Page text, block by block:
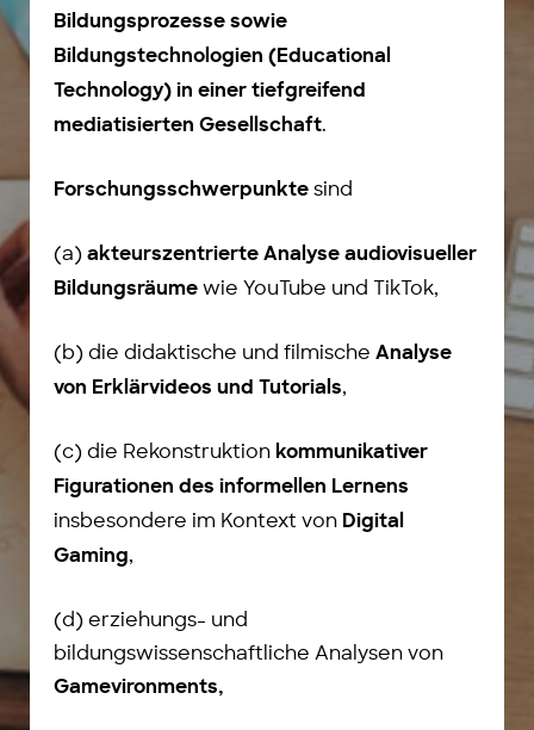
Bildungsprozesse sowie
Bildungstechnologien (Educational
Technology) in einer tiefgreifend
mediatisierten Gesellschaft.
Forschungsschwerpunkte sind
(a) akteurszentrierte Analyse audiovisueller
Bildungsräume wie YouTube und TikTok,
(b) die didaktische und filmische Analyse
von Erklärvideos und Tutorials,
(c) die Rekonstruktion kommunikativer
Figurationen des informellen Lernens
insbesondere im Kontext von Digital
Gaming,
(d) erziehungs- und
bildungswissenschaftliche Analysen von
Gamevironments,